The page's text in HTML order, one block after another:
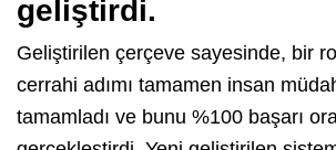
geliştirdi.
Geliştirilen çerçeve sayesinde, bir
cerrahi adımı tamamen insan
tamamladı ve bunu %100 başarı